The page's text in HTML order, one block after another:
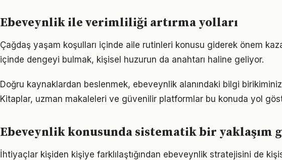
Ebeveynlik ile verimliliği artırma yolları
Çağdaş yaşam koşulları içinde aile rutinleri konusu giderek önem
içinde dengeyi bulmak, kişisel huzurun da anahtarı haline geliyor.
Doğru kaynaklardan beslenmek, ebeveynlik alanındaki bilgi
Kitaplar, uzman makaleleri ve güvenilir platformlar bu konuda yol
Ebeveynlik konusunda sistematik bir yaklaşım
İhtiyaçlar kişiden kişiye farklılaştığından ebeveynlik stratejisini de